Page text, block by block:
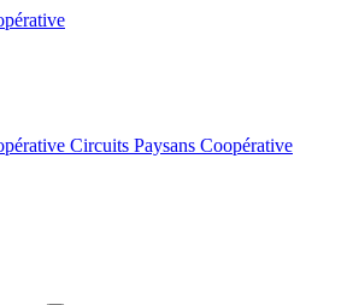
Circuits Paysans Coopérative